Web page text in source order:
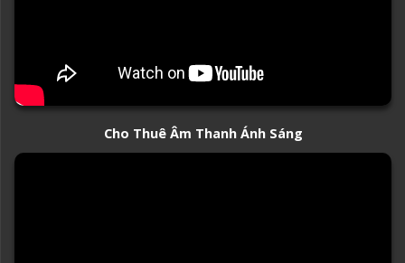
Cho Thuê Âm Thanh Ánh Sáng